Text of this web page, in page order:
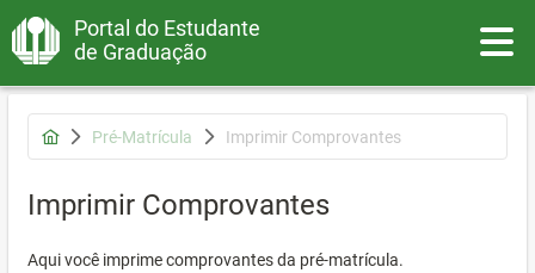
Portal do Estudante
de Graduação
Pré-Matrícula Imprimir Comprovantes
Imprimir Comprovantes
Aqui você imprime comprovantes da pré-matrícula.